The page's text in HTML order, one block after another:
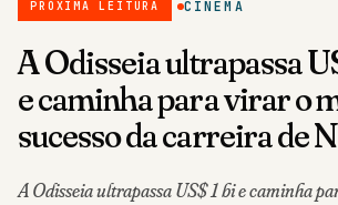
PRÓXIMA LEITURA CINEMA
A Odisseia ultrapassa
e caminha para virar o
sucesso da carreira de
A Odisseia ultrapassa US$ 1 bi e caminha